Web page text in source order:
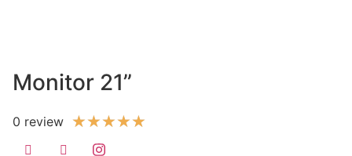
Monitor 21”
0 review ★★★★★